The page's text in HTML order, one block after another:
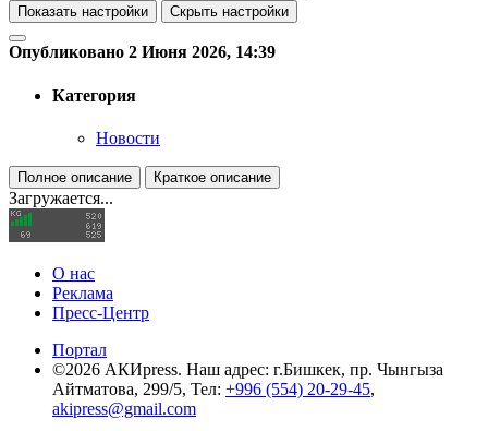
Показать настройки Скрыть настройки
Опубликовано 2 Июня 2026, 14:39
Категория
Новости
Полное описание Краткое описание
Загружается...
О нас
Реклама
Пресс-Центр
Портал
©2026 АКИpress. Наш адрес: г.Бишкек, пр. Чынгыза
Айтматова, 299/5, Тел: +996 (554) 20-29-45,
akipress@gmail.com